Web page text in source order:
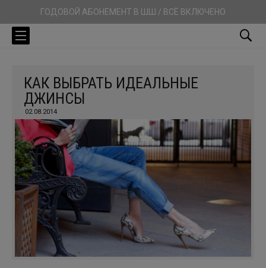
ГОДОВОЙ АБОНЕМЕНТ В ШШ / ВСЁ ВКЛЮЧЕНО
КАК ВЫБРАТЬ ИДЕАЛЬНЫЕ
ДЖИНСЫ
02.08.2014